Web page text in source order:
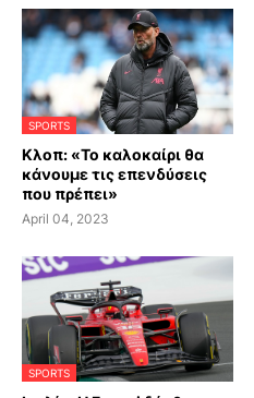
SPORTS
Κλοπ: «Το καλοκαίρι θα
κάνουμε τις επενδύσεις
που πρέπει»
April 04, 2023
SPORTS